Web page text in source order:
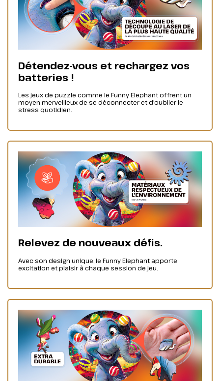
Détendez-vous et rechargez vos
batteries !
Les jeux de puzzle comme le Funny Elephant offrent un
moyen merveilleux de se déconnecter et d'oublier le
stress quotidien.
Relevez de nouveaux défis.
Avec son design unique, le Funny Elephant apporte
excitation et plaisir à chaque session de jeu.